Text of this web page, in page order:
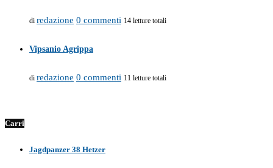
di redazione 0 commenti 14 letture totali
Vipsanio Agrippa
di redazione 0 commenti 11 letture totali
Carri
Jagdpanzer 38 Hetzer